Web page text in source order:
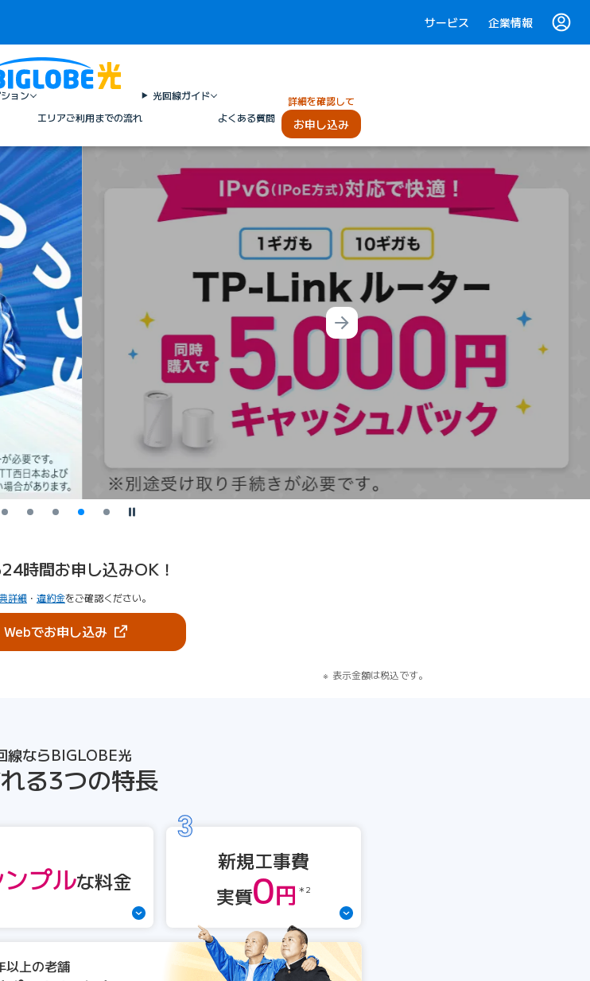
サービス 企業情報
ョン
エリアご利用までの流れ
光回線ガイド
よくある質問
詳細を確認して
お申し込み
Next
停止
時間お申し込みOK！
詳細 ・ 違約金をご確認ください。
Webでお申し込み（新しいタブで開きます）
表示金額は税込です。
線ならBIGLOBE光
る3つの特長
プルな料金
新規工事費
実質0円 ＊2
以上の老舗